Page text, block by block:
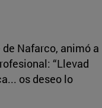
Nafarco, animó a
“Llevad
os deseo lo